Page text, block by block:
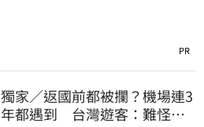
PR
獨家／返國前都被攔？機場連3
年都遇到 台灣遊客：難怪日